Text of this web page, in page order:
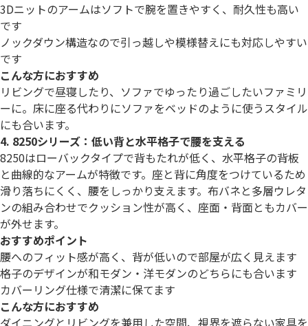
3Dニットのアームはソフトで腕を置きやすく、耐久性も高い
です
ノックダウン構造なので引っ越しや模様替えにも対応しやすい
です
こんな方におすすめ
リビングで昼寝したり、ソファでゆったり過ごしたいファミリ
ーに。床に座る代わりにソファをベッドのように使うスタイル
にも合います。
4. 8250シリーズ：低い背と水平格子で腰を支える
8250はローバックタイプで背もたれが低く、水平格子の背板
と曲線的なアームが特徴です。座と背に角度をつけているため
滑り落ちにくく、腰をしっかり支えます。布バネと多層ウレタ
ンの組み合わせでクッション性が高く、座面・背面ともカバー
が外せます。
おすすめポイント
腰へのフィット感が高く、背が低いので部屋が広く見えます
格子のデザインが和モダン・洋モダンのどちらにも合います
カバーリング仕様で清潔に保てます
こんな方におすすめ